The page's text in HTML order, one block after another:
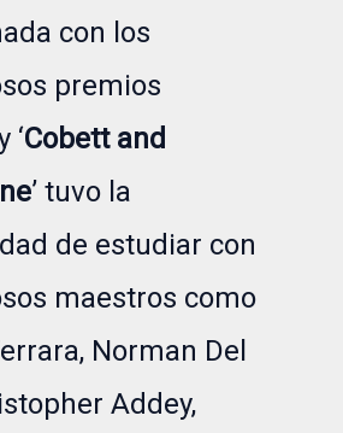
con los
premios
‘Cobett and
’ tuvo la
de estudiar con
maestros como
Norman Del
Addey,